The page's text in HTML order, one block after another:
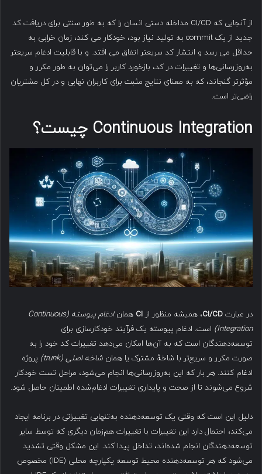
از آنجایی که CI/CD مداخله دستی انسان را که به طور سنتی برای دریافت کد
جدید از یک commit به تولید نیاز بود، خودکار می کند، زمان خرابی به
حداقل می رسد و انتشار کد سریعتر اتفاق می افتد. و با قابلیت ادغام سریعتر
به‌روزرسانی‌ها و تغییرات در کد، بازخورد کاربر را می‌توان به طور مکرر و
مؤثرتر گنجاند، که به معنای نتایج مثبت برای کاربران نهایی و در کل مشتریان
راضی‌تر است.
Continuous Integration چیست؟
در عبارت CI/CD، همیشه منظور از CI همانادغام پیوسته (Continuous
Integration) است. ادغام پیوسته یک فرآیند خودکارسازی برای
توسعه‌دهندگان است که به آن‌ها امکان می‌دهد تغییرات کد خود را به
صورت مکرر و سریع‌تر با شاخهٔ مشترک یا همان شاخه اصلی (trunk)
پروژه
ادغام کنند. هر بار که این به‌روزرسانی‌ها انجام می‌شود، مراحل تست خودکار
شروع می‌شوند تا از صحت و پایداری تغییرات ادغام‌شده اطمینان حاصل شود.
دلیل این است که وقتی یک توسعه‌دهنده به‌تنهایی تغییراتی در برنامه ایجاد
می‌کند، احتمال دارد این تغییرات با تغییرات هم‌زمان دیگری که توسط سایر
توسعه‌دهندگان انجام شده‌اند، تداخل پیدا کند. این مشکل وقتی تشدید
می‌شود که هر توسعه‌دهنده محیط توسعه یکپارچه محلی (IDE) مخصوص